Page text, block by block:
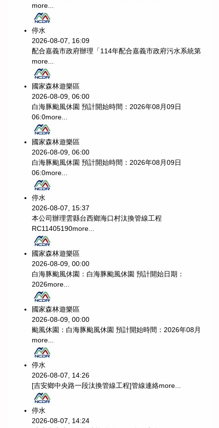
more...
停水
2026-08-07, 16:09
配合嘉義市政府辦理「114年配合嘉義市政府污水系統第
more...
國家森林遊樂區
2026-08-09, 06:00
白海豚颱風休園 預計開始時間：2026年08月09日
06:0more...
國家森林遊樂區
2026-08-09, 06:00
白海豚颱風休園 預計開始時間：2026年08月09日
06:0more...
停水
2026-08-07, 15:37
本公司辦理雲縣台西鄉海口村汰換管線工程
RC11405190more...
國家森林遊樂區
2026-08-09, 00:00
白海豚颱風休園：白海豚颱風休園 預計開始日期：
2026more...
國家森林遊樂區
2026-08-09, 00:00
颱風休園：白海豚颱風休園 預計開始時間：2026年08月
more...
停水
2026-08-07, 14:26
[吉安鄉中央路一段汰換管線工程]管線連絡more...
停水
2026-08-07, 14:24